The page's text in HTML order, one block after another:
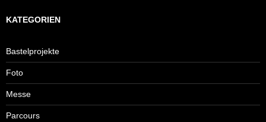
KATEGORIEN
Bastelprojekte
Foto
Messe
Parcours